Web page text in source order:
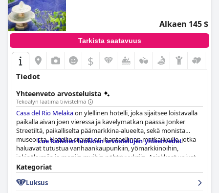
Alkaen 145 $
Tarkista saatavuus
$
Tiedot
Yhteenveto arvosteluista
Tekoälyn laatima tiivistelmä
Casa del Rio Melakaon ylellinen hotelli, joka sijaitsee loistavalla
paikalla aivan joen vieressä ja kävelymatkan päässä Jonker
Streetiltä, paikalliselta päämarkkina-alueelta, sekä monista
museoista. Hotellin sijainti on ihanteellinen matkailijoille, jotka
haluavat tutustua vanhaankaupunkiin, yömarkkinoihin,
jokinäkymiin ja moniin muihin nähtävyyksiin. Asiakkaat voivat
nauttia turistitunnelmasta ja jokiristeilyistä joen toisella puolella,
mikä tekee siitä täydellisen paikan rentoutua ja ihailla Malakan
maamerkkejä. Hotellin läheisyys Jonker Streetille ja rantakadulle
Lue kaikkien luokkien arvostelujen yhteenvedot
Kategoriat
Luksus